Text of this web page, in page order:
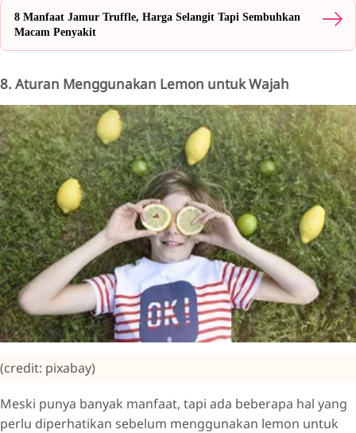
8 Manfaat Jamur Truffle, Harga Selangit Tapi Sembuhkan
Macam Penyakit
8. Aturan Menggunakan Lemon untuk Wajah
(credit: pixabay)
Meski punya banyak manfaat, tapi ada beberapa hal yang
perlu diperhatikan sebelum menggunakan lemon untuk